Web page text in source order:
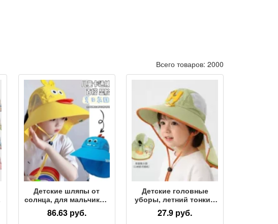
Всего товаров: 2000
Детские шляпы от
солнца, для мальчиков
и девочек, летние
шляпы от солнца с
86.63 руб.
Детские головные
уборы, летний тонкий
козырек от солнца,
дышащие головные
27.9 руб.